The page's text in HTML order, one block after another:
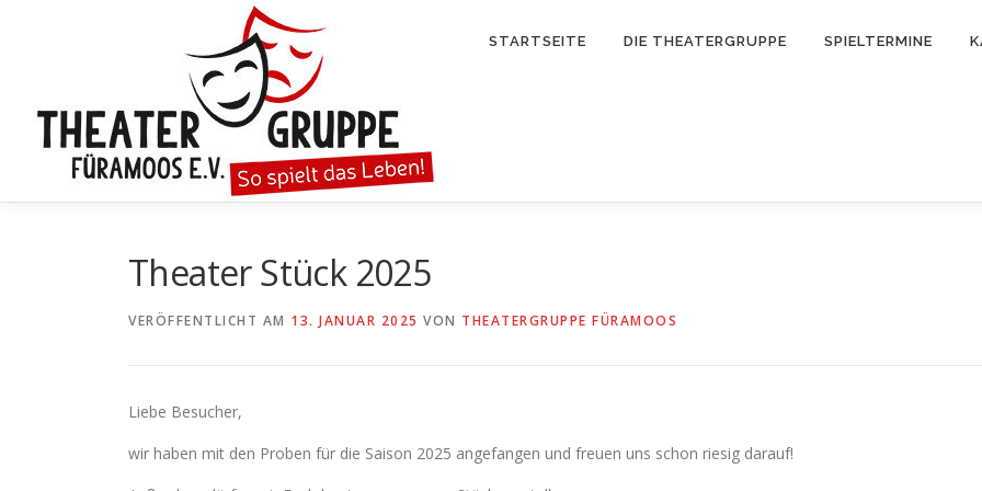
STARTSEITE DIE THEATERGRUPPE SPIELTERMINE
Theater Stück 2025
VERÖFFENTLICHT AM 13. JANUAR 2025 VON THEATERGRUPPE FÜRAMOOS
Liebe Besucher,
wir haben mit den Proben für die Saison 2025 angefangen und freuen uns schon riesig darauf!